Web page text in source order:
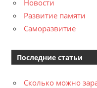
Новости
Развитие памяти
Саморазвитие
Последние статьи
Сколько можно